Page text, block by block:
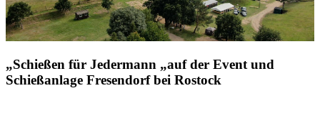
„Schießen für Jedermann „auf der Event und
Schießanlage Fresendorf bei Rostock